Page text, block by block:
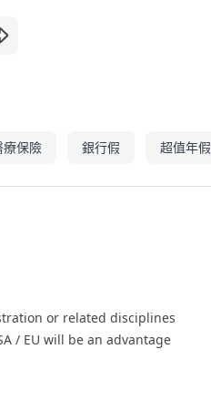
療保險 銀行假 超值年假
or related disciplines
/ EU will be an advantage